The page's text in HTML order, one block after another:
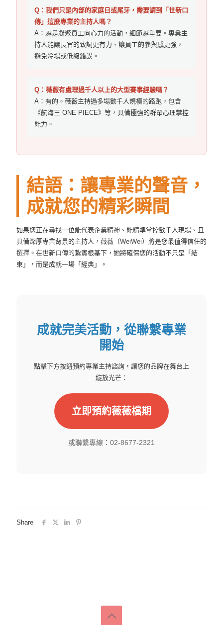
Q：我們只是內部的家庭日或尾牙，需要請到「世新口
傳」這麼專業的主持人嗎？
A：越是凝聚員工向心力的活動，細節越重要。專業主
持人能讓長官的致詞更有力、讓員工的參與感更強，
避免冷場或低級錯誤。
Q：薇薇有處理過千人以上的大型賽事經驗嗎？
A：有的。薇薇主持過多場數千人規模的路跑，包含
《航海王 ONE PIECE》等，具備極強的群眾心理掌控
能力。
結語：讓專業的聲音，
成就您的精彩瞬間
如果您正在尋找一位能代表企業精神、能精準掌控數千人現場、且
具備深厚專業背景的主持人，薇薇（WeiWei）將是您最值得信任的
選擇。在世新口傳的紮實根基下，她將確保您的活動不只是「結
束」，而是成就一場「經典」。
成就完美活動，從聯繫專業
開始
點擊下方按鈕預約專業主持諮詢，讓您的品牌在舞台上
綻放光芒：
立即預約薇薇檔期
或聯繫專線：02-8677-2321
Share